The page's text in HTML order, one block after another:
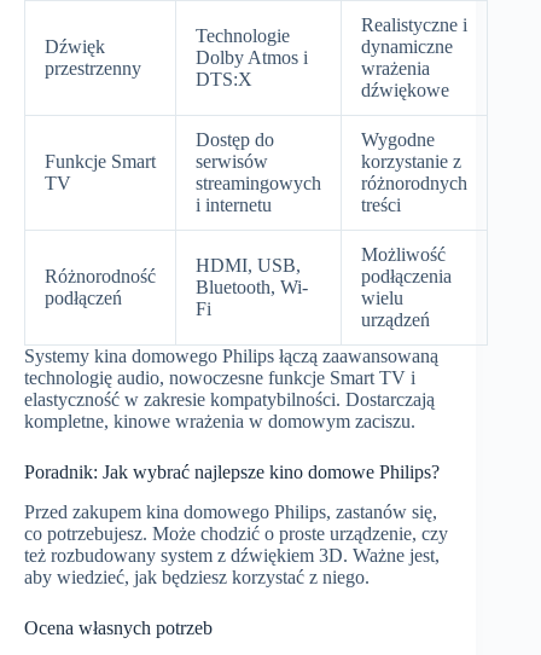
Dźwięk
przestrzenny
Technologie
Dolby Atmos i
DTS:X
Realistyczne i
dynamiczne
wrażenia
dźwiękowe
Funkcje Smart
TV
Dostęp do
serwisów
streamingowych
i internetu
Wygodne
korzystanie z
różnorodnych
treści
Różnorodność
podłączeń
HDMI, USB,
Bluetooth, Wi-
Fi
Możliwość
podłączenia
wielu
urządzeń
Systemy kina domowego Philips łączą zaawansowaną
technologię audio, nowoczesne funkcje Smart TV i
elastyczność w zakresie kompatybilności. Dostarczają
kompletne, kinowe wrażenia w domowym zaciszu.
Poradnik: Jak wybrać najlepsze kino domowe Philips?
Przed zakupem kina domowego Philips, zastanów się,
co potrzebujesz. Może chodzić o proste urządzenie, czy
też rozbudowany system z dźwiękiem 3D. Ważne jest,
aby wiedzieć, jak będziesz korzystać z niego.
Ocena własnych potrzeb